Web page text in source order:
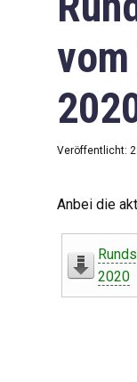
Veröffentlicht:
Anbei die
2020